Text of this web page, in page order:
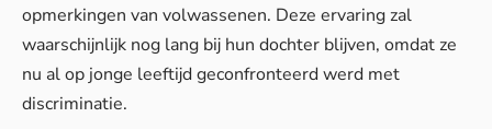
opmerkingen van volwassenen. Deze ervaring zal
waarschijnlijk nog lang bij hun dochter blijven, omdat ze
nu al op jonge leeftijd geconfronteerd werd met
discriminatie.